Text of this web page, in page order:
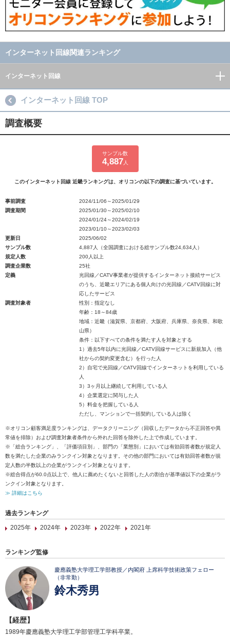
インターネット回線関連ランキング
インターネット回線
インターネット回線 TOP
調査概要
サンプル数
4,887 人
このインターネット回線 近畿ランキングは、オリコンの以下の調査に基づいています。
事前調査
2024/11/06～2025/01/29
調査期間
2025/01/30～2025/02/10
2024/01/24～2024/02/19
2023/01/10～2023/02/03
更新日
2025/06/02
サンプル数
4,887人（全国調査における総サンプル数24,634人）
規定人数
200人以上
調査企業数
25社
定義
光回線／CATV事業者が提供するインターネット接続サービス
のうち、近畿エリアにある個人向けの光回線／CATV回線に対
応したサービス
調査対象者
性別：指定なし
年齢：18～84歳
地域：近畿（滋賀県、京都府、大阪府、兵庫県、奈良県、和歌
山県）
条件：以下すべての条件を満たす人を対象とする
1）過去5年以内に光回線／CATV回線サービスに新規加入（他
社からの契約変更含む）を行った人
2）自宅で光回線／CATV回線でインターネットを利用している
人
3）3ヶ月以上継続して利用している人
4）企業選定に関与した人
5）料金を把握している人
ただし、マンションで一括契約している人は除く
※オリコン顧客満足度ランキングは、データクリーニング（回収したデータから不正回答や異
常値を排除）および調査対象者条件から外れた回答を除外した上で作成しています。
※「総合ランキング」、「評価項目別」、部門の「業態別」においては有効回答者数が規定人
数を満たした企業のみランクイン対象となります。その他の部門においては有効回答者数が規
定人数の半数以上の企業がランクイン対象となります。
※総合得点が60.0点以上で、他人に薦めたくないと回答した人の割合が基準値以下の企業がラ
ンクイン対象となります。
≫ 詳細はこちら
過去ランキング
2025年
2024年 2023年 2022年 2021年
ランキング監修
慶應義塾大学理工学部教授／内閣府 上席科学技術政策フェロー
（非常勤）
鈴木秀男
【経歴】
1989年慶應義塾大学理工学部管理工学科卒業。